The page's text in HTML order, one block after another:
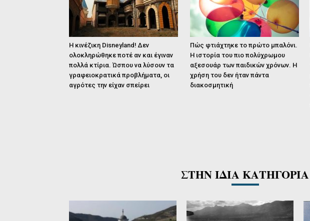
Η κινέζικη Disneyland! Δεν
ολοκληρώθηκε ποτέ αν και έγιναν
πολλά κτίρια. Ώσπου να λύσουν τα
γραφειοκρατικά προβλήματα, οι
αγρότες την είχαν σπείρει
Πώς φτιάχτηκε το πρώτο μπαλόνι.
Η ιστορία του πιο πολύχρωμου
αξεσουάρ των παιδικών χρόνων. Η
χρήση του δεν ήταν πάντα
διακοσμητική
ΣΤΗΝ ΙΔΙΑ ΚΑΤΗΓΟΡΙΑ